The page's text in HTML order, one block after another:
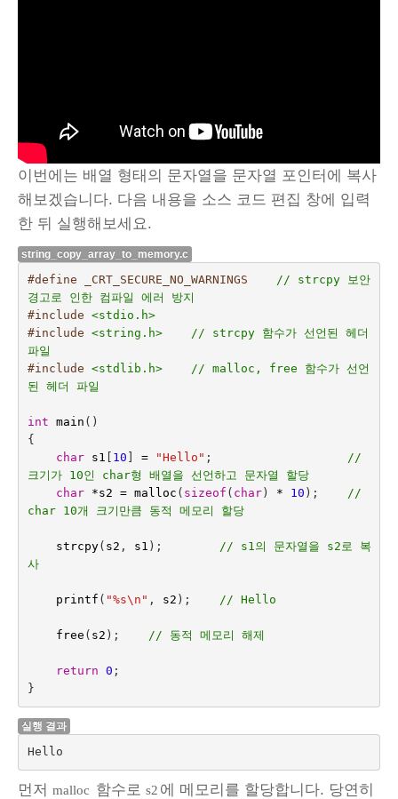
이번에는 배열 형태의 문자열을 문자열 포인터에 복사
해보겠습니다. 다음 내용을 소스 코드 편집 창에 입력
한 뒤 실행해보세요.
string_copy_array_to_memory.c
#define _CRT_SECURE_NO_WARNINGS // strcpy 보안
경고로 인한 컴파일 에러 방지
#include <stdio.h>
#include <string.h>    // strcpy 함수가 선언된 헤더
파일
#include <stdlib.h>    // malloc, free 함수가 선언
된 헤더 파일
int main ()
{
char
s1 10 = "Hello" ;
//
크기가 10인 char형 배열을 선언하고 문자열 할당
char
*s2 = malloc ( sizeof ( char) * 10 );
//
char 10개 크기만큼 동적 메모리 할당
strcpy( s2 , s1 );
// s1의 문자열을 s2로 복
사
printf ( "%s\n " , s2 ); // Hello
free ( s2 ); // 동적 메모리 해제
return 0 ;
}
실행 결과
Hello
먼저 malloc 함수로 s2 에 메모리를 할당합니다. 당연히